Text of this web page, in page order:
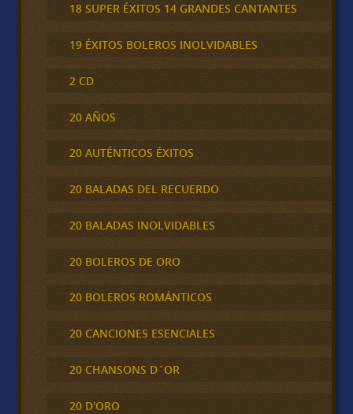
18 SUPER ÉXITOS 14 GRANDES CANTANTES
19 ÉXITOS BOLEROS INOLVIDABLES
2 CD
20 AÑOS
20 AUTÉNTICOS ÉXITOS
20 BALADAS DEL RECUERDO
20 BALADAS INOLVIDABLES
20 BOLEROS DE ORO
20 BOLEROS ROMÁNTICOS
20 CANCIONES ESENCIALES
20 CHANSONS D´OR
20 D'ORO